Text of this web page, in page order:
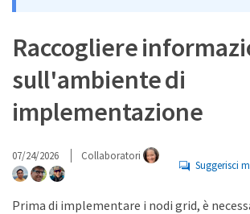
Raccogliere
sull'ambiente di
implementazione
07/24/2026 Collaboratori
Suggerisci
Prima di implementare i nodi grid, è